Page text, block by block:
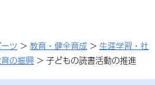
ツ > 教育・健全育成 > 生涯学習・社
の振興 > 子どもの読書活動の推進